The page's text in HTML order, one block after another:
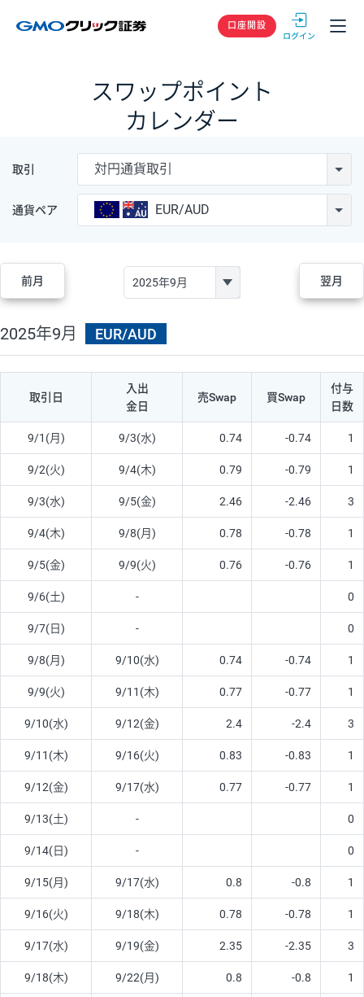
GMOクリック
口座開設
スワップポイント
カレンダー
取引 対円通貨取引
通貨ペア EUR/AUD
前月 翌月
2025年9月 EUR/AUD
取引日
入出
金日
売Swap 買Swap
付与
日数
9/1(月) 9/3(水) 0.74 -0.74 1
9/2(火) 9/4(木) 0.79 -0.79 1
9/3(水) 9/5(金) 2.46 -2.46 3
9/4(木) 9/8(月) 0.78 -0.78 1
9/5(金) 9/9(火) 0.76 -0.76 1
9/6(土) - 0
9/7(日) - 0
9/8(月) 9/10(水) 0.74 -0.74 1
9/9(火) 9/11(木) 0.77 -0.77 1
9/10(水) 9/12(金) 2.4 -2.4 3
9/11(木) 9/16(火) 0.83 -0.83 1
9/12(金) 9/17(水) 0.77 -0.77 1
9/13(土) - 0
9/14(日) - 0
9/15(月) 9/17(水) 0.8 -0.8 1
9/16(火) 9/18(木) 0.78 -0.78 1
9/17(水) 9/19(金) 2.35 -2.35 3
9/18(木) 9/22(月) 0.8 -0.8 1